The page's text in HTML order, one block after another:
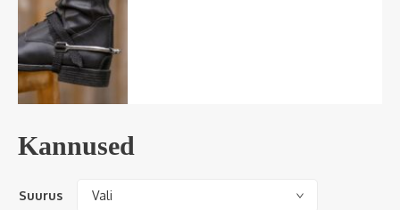
Kannused
Suurus